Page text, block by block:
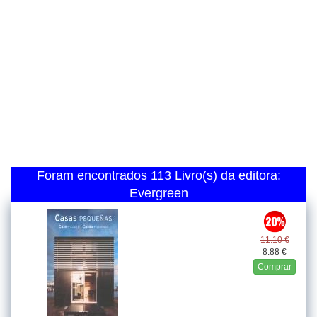
Foram encontrados 113 Livro(s) da editora:
Evergreen
11.10 €
8.88 €
Comprar